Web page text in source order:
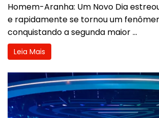
Homem-Aranha: Um Novo Dia
e rapidamente se tornou um
conquistando a segunda maior ...
Leia Mais